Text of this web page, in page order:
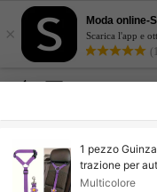
×
Moda online-
Scarica l'app e
1 pezzo
trazione per
auto, Fibbia
Multicolore